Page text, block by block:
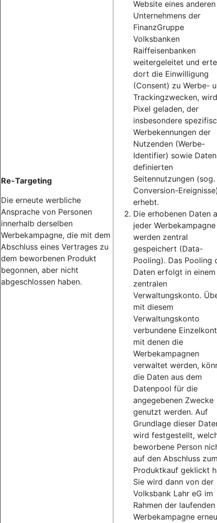
Re-Targeting
Die erneute werbliche
Ansprache von Personen
innerhalb derselben
Werbekampagne, die mit dem
Abschluss eines Vertrages zu
dem beworbenen Produkt
begonnen, aber nicht
abgeschlossen haben.
Website eines anderen
Unternehmens der
FinanzGruppe
Volksbanken
Raiffeisenbanken
weitergeleitet und
dort die Einwilligung
(Consent) zu Werbe-
Trackingzwecken,
Pixel geladen, der
insbesondere
Werbekennungen der
Nutzenden (Werbe-
Identifier) sowie
definierten
Seitennutzungen (sog.
Conversion-
erhebt.
Die erhobenen Daten
jeder Werbekampagne
werden zentral
gespeichert (Data-
Pooling). Das Pooling
Daten erfolgt in einem
zentralen
Verwaltungskonto.
mit diesem
Verwaltungskonto
verbundene
mit denen die
Werbekampagnen
verwaltet werden,
die Daten aus dem
Datenpool für die
angegebenen Zwecke
genutzt werden. Auf
Grundlage dieser
wird festgestellt,
beworbene Person
auf den Abschluss
Produktkauf geklickt
Sie wird dann von der
Volksbank Lahr eG im
Rahmen der laufenden
Werbekampagne